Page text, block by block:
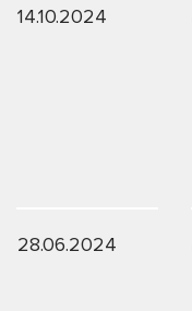
14.10.2024
28.06.2024